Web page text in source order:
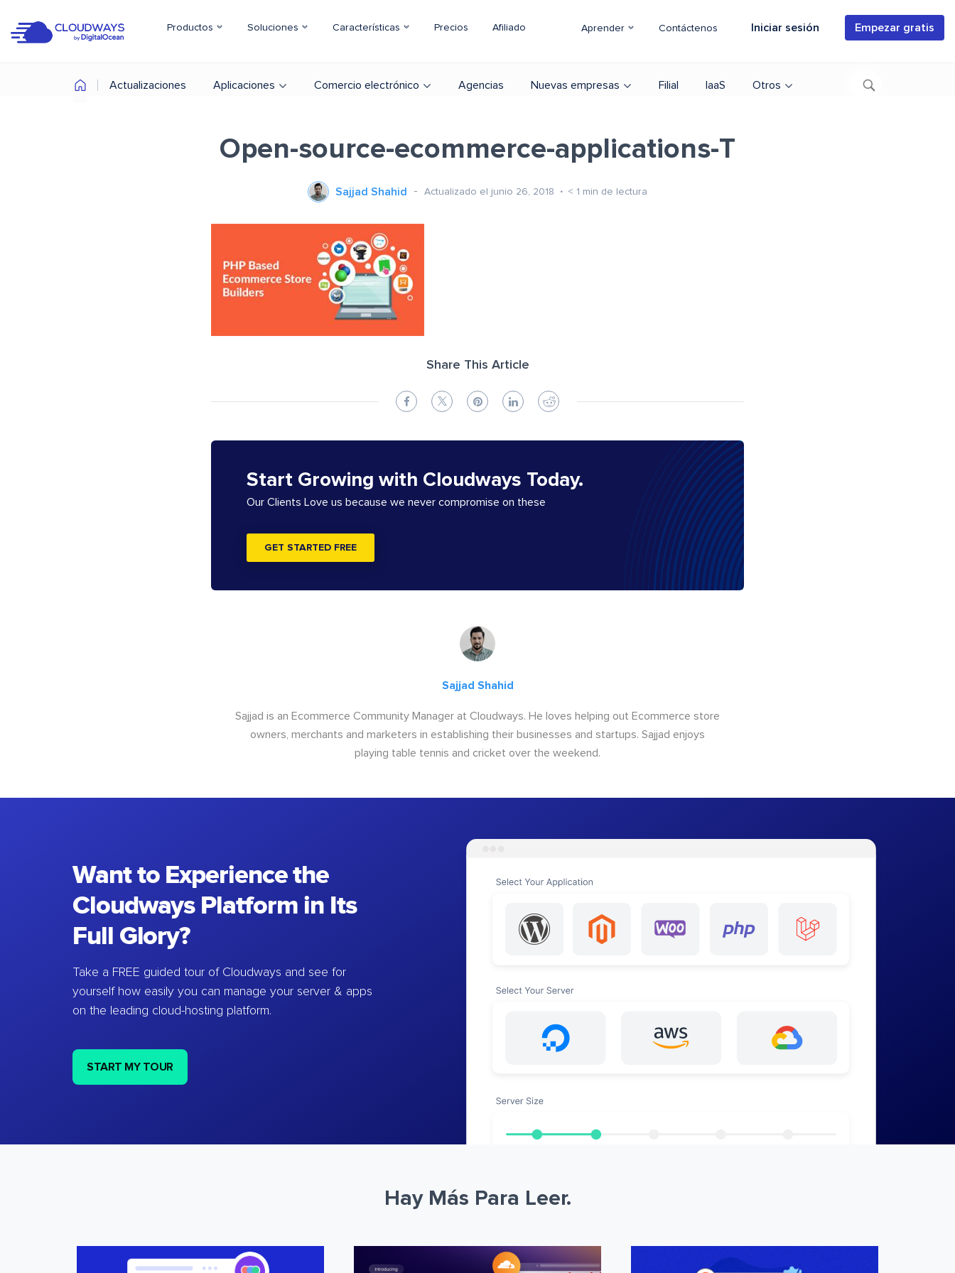
Productos Soluciones Características Precios Afiliado Aprender Contáctenos Iniciar sesión Empezar gratis
Actualizaciones Aplicaciones Comercio electrónico Agencias Nuevas empresas Filial IaaS Otros
Open-source-ecommerce-applications-T
Sajjad Shahid Actualizado el junio 26, 2018 < 1 min de lectura
Share This Article
Start Growing with Cloudways Today.
Our Clients Love us because we never compromise on these
GET STARTED FREE
Sajjad Shahid
Sajjad is an Ecommerce Community Manager at Cloudways. He loves helping out Ecommerce store
owners, merchants and marketers in establishing their businesses and startups. Sajjad enjoys
playing table tennis and cricket over the weekend.
Want to Experience the
Cloudways Platform in Its
Full Glory?
Take a FREE guided tour of Cloudways and see for
yourself how easily you can manage your server & apps
on the leading cloud-hosting platform.
START MY TOUR
Hay Más Para Leer.